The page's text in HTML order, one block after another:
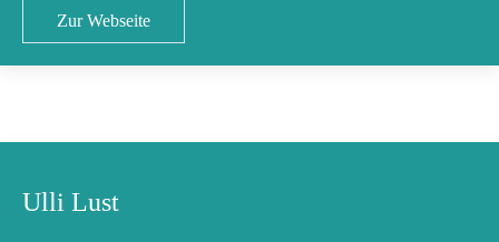
Zur Webseite
Ulli Lust